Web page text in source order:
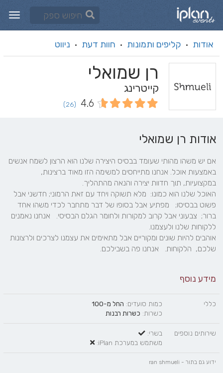
אודות · קליפים ותמונות · חוות דעת · ניווט
רן שמואלי
קייטרינג
4.6
(26)
אודות רן שמואלי
שלכם,  הלקוחות.   אנחנו פה בשבילכם.
מידע נוסף
כללי כמות סועדים: החל מ-100
כשרות: כשרות רבנות
שירותים נוספים
בשרי:
משתמש במערכת iPlan:
ידוע גם בתור - ran shmueli